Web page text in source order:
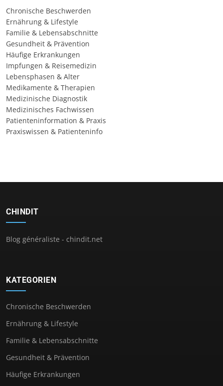
Chronische Beschwerden
Ernährung & Lifestyle
Familie & Lebensabschnitte
Gesundheit & Prävention
Häufige Erkrankungen
Impfungen & Reisemedizin
Lebensphasen & Alter
Medikamente & Therapien
Medizinische Diagnostik
Medizinisches Fachwissen
Patienteninformation & Praxis
Praxiswissen & Patienteninfo
CHINDIT
Blog généraliste - chindit.net
KATEGORIEN
Chronische Beschwerden
Ernährung & Lifestyle
Familie & Lebensabschnitte
Gesundheit & Prävention
Häufige Erkrankungen